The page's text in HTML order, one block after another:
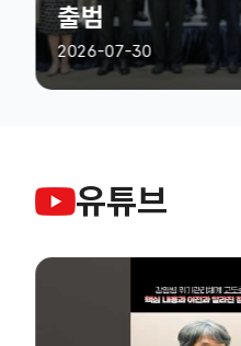
출범
2026-07-30
유튜브